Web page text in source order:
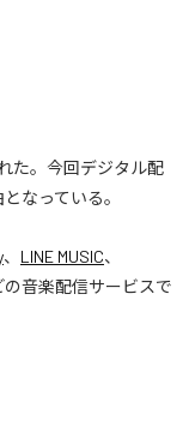
た。今回デジタル配
なっている。
、 LINE MUSIC、
の音楽配信サービスで